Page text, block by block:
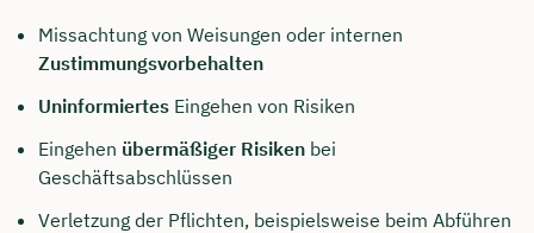
Missachtung von Weisungen oder internen
Zustimmungsvorbehalten
Uninformiertes Eingehen von Risiken
Eingehen übermäßiger Risiken bei
Geschäftsabschlüssen
Verletzung der Pflichten, beispielsweise beim Abführen